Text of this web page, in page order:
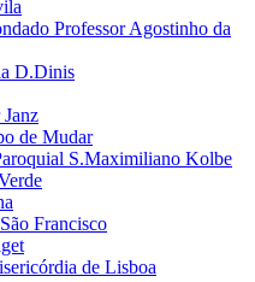
Professor Agostinho da
D.Dinis
de Mudar
S.Maximiliano Kolbe
Francisco
de Lisboa